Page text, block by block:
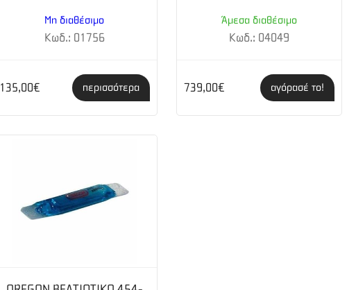
Μη διαθέσιμο
Κωδ.: 01756
135,00€ περισσότερα
Άμεσα διαθέσιμο
Κωδ.: 04049
739,00€ αγόρασέ το!